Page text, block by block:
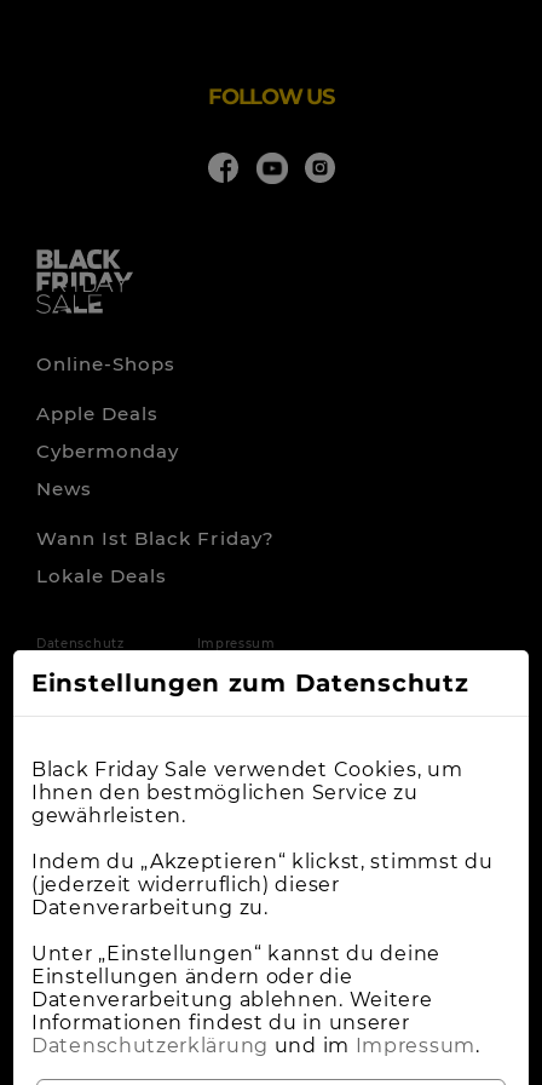
FOLLOW US
Online-Shops
Apple Deals
Cybermonday
News
Wann Ist Black Friday?
Lokale Deals
Datenschutz Impressum
Einstellungen zum Datenschutz
Black Friday Sale verwendet Cookies, um
Ihnen den bestmöglichen Service zu
gewährleisten.
Indem du „Akzeptieren“ klickst, stimmst du
(jederzeit widerruflich) dieser
Datenverarbeitung zu.
Unter „Einstellungen“ kannst du deine
Einstellungen ändern oder die
Datenverarbeitung ablehnen. Weitere
Informationen findest du in unserer
Datenschutzerklärung und im Impressum.